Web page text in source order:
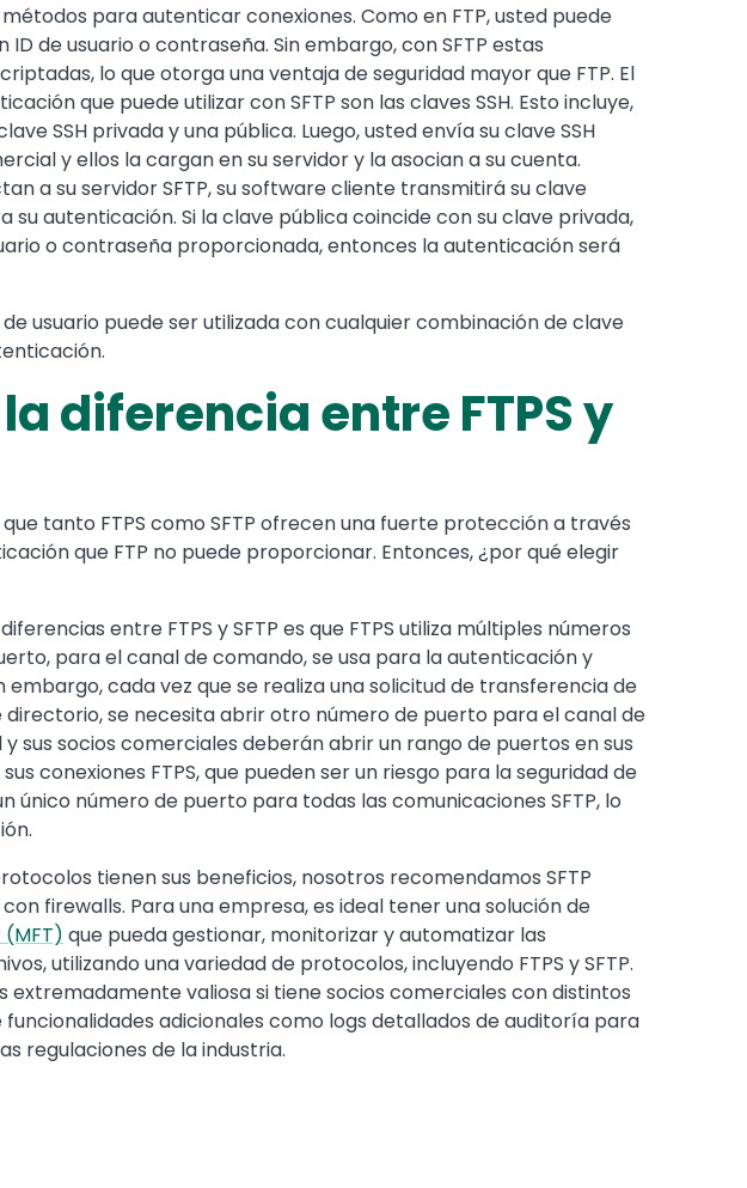
para autenticar conexiones. Como en FTP, usted puede
de usuario o contraseña. Sin embargo, con SFTP estas
lo que otorga una ventaja de seguridad mayor que FTP. El
que puede utilizar con SFTP son las claves SSH. Esto incluye,
SSH privada y una pública. Luego, usted envía su clave SSH
y ellos la cargan en su servidor y la asocian a su cuenta.
a su servidor SFTP, su software cliente transmitirá su clave
su autenticación. Si la clave pública coincide con su clave privada,
o contraseña proporcionada, entonces la autenticación será
usuario puede ser utilizada con cualquier combinación de clave
diferencia entre FTPS y
tanto FTPS como SFTP ofrecen una fuerte protección a través
que FTP no puede proporcionar. Entonces, ¿por qué elegir
entre FTPS y SFTP es que FTPS utiliza múltiples números
para el canal de comando, se usa para la autenticación y
embargo, cada vez que se realiza una solicitud de transferencia de
directorio, se necesita abrir otro número de puerto para el canal de
sus socios comerciales deberán abrir un rango de puertos en sus
conexiones FTPS, que pueden ser un riesgo para la seguridad de
único número de puerto para todas las comunicaciones SFTP, lo
tienen sus beneficios, nosotros recomendamos SFTP
firewalls. Para una empresa, es ideal tener una solución de
(MFT) que pueda gestionar, monitorizar y automatizar las
utilizando una variedad de protocolos, incluyendo FTPS y SFTP.
extremadamente valiosa si tiene socios comerciales con distintos
adicionales como logs detallados de auditoría para
regulaciones de la industria.